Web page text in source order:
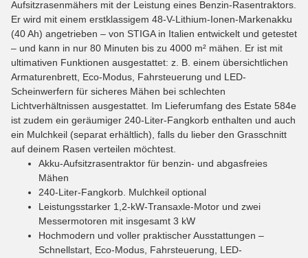
Aufsitzrasenmähers mit der Leistung eines Benzin-Rasentraktors.
Er wird mit einem erstklassigem 48-V-Lithium-Ionen-Markenakku
(40 Ah) angetrieben – von STIGA in Italien entwickelt und getestet
– und kann in nur 80 Minuten bis zu 4000 m² mähen. Er ist mit
ultimativen Funktionen ausgestattet: z. B. einem übersichtlichen
Armaturenbrett, Eco-Modus, Fahrsteuerung und LED-
Scheinwerfern für sicheres Mähen bei schlechten
Lichtverhältnissen ausgestattet. Im Lieferumfang des Estate 584e
ist zudem ein geräumiger 240-Liter-Fangkorb enthalten und auch
ein Mulchkeil (separat erhältlich), falls du lieber den Grasschnitt
auf deinem Rasen verteilen möchtest.
Akku-Aufsitzrasentraktor für benzin- und abgasfreies
Mähen
240-Liter-Fangkorb. Mulchkeil optional
Leistungsstarker 1,2-kW-Transaxle-Motor und zwei
Messermotoren mit insgesamt 3 kW
Hochmodern und voller praktischer Ausstattungen –
Schnellstart, Eco-Modus, Fahrsteuerung, LED-